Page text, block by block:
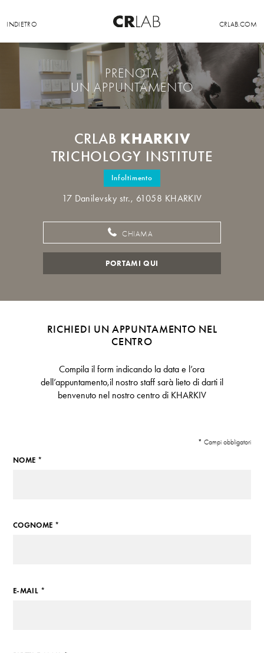
INDIETRO CRLAB.COM
PRENOTA
UN APPUNTAMENTO
CRLAB KHARKIV
TRICHOLOGY INSTITUTE
Infoltimento
17 Danilevsky str., 61058 KHARKIV
CHIAMA
PORTAMI QUI
RICHIEDI UN APPUNTAMENTO NEL
CENTRO
Compila il form indicando la data e l’ora
dell’appuntamento,il nostro staff sarà lieto di darti il
benvenuto nel nostro centro di KHARKIV
* Campi obbligatori
NOME *
COGNOME *
E-MAIL *